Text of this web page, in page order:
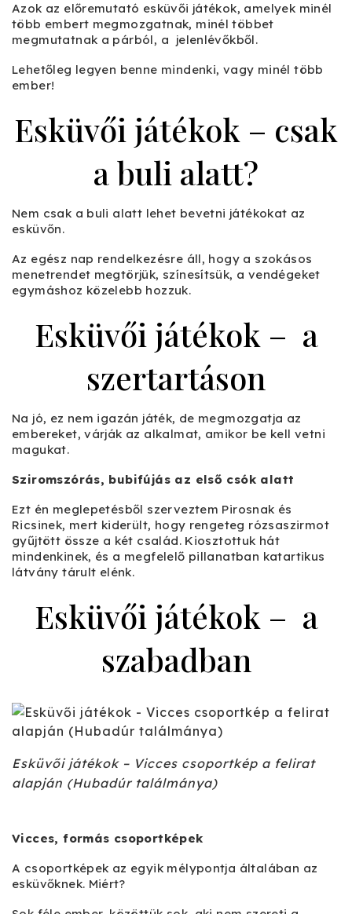
Azok az előremutató esküvői játékok, amelyek minél
több embert megmozgatnak, minél többet
megmutatnak a párból, a jelenlévőkből.
Lehetőleg legyen benne mindenki, vagy minél több
ember!
Esküvői játékok – csak
a buli alatt?
Nem csak a buli alatt lehet bevetni játékokat az
esküvőn.
Az egész nap rendelkezésre áll, hogy a szokásos
menetrendet megtörjük, színesítsük, a vendégeket
egymáshoz közelebb hozzuk.
Esküvői játékok – a
szertartáson
Na jó, ez nem igazán játék, de megmozgatja az
embereket, várják az alkalmat, amikor be kell vetni
magukat.
Sziromszórás, bubifújás az első csók alatt
Ezt én meglepetésből szerveztem Pirosnak és
Ricsinek, mert kiderült, hogy rengeteg rózsaszirmot
gyűjtött össze a két család. Kiosztottuk hát
mindenkinek, és a megfelelő pillanatban katartikus
látvány tárult elénk.
Esküvői játékok – a
szabadban
Esküvői játékok – Vicces csoportkép a felirat
alapján (Hubadúr találmánya)
Vicces, formás csoportképek
A csoportképek az egyik mélypontja általában az
esküvőknek. Miért?